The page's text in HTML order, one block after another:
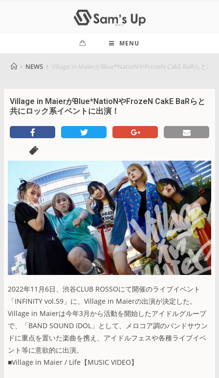
MENU
NEWS Village in MaierがBlue*NatioNやFrozeN CakE BaRらと共
Village in MaierがBlue*NatioNやFrozeN CakE BaRらと
共にロック系イベントに出演！
2022年11月6日、渋谷CLUB ROSSOにて開催のライブイベント
「INFINITY vol.59」に、Village in Maierの出演が決定した。
Village in Maierは今年3月から活動を開始したアイドルグループ
で、「BAND SOUND IDOL」として、メロコア調のバンドサウン
ドに重点を置いた楽曲を携え、アイドルフェスや各種ライブイベ
ント等に意欲的に出演。
■Village in Maier / Life【MUSIC VIDEO】